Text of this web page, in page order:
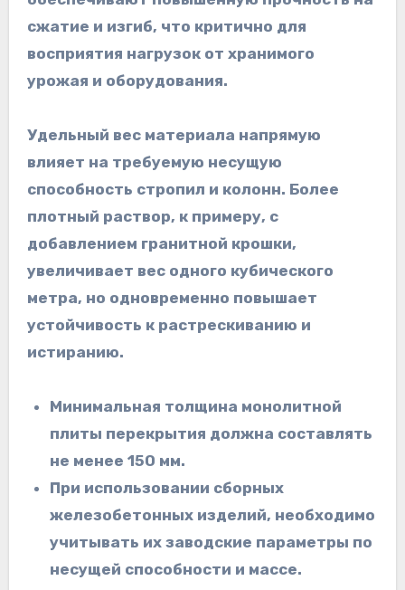
сжатие и изгиб, что критично для
восприятия нагрузок от хранимого
урожая и оборудования.
Удельный вес материала напрямую
влияет на требуемую несущую
способность стропил и колонн. Более
плотный раствор, к примеру, с
добавлением гранитной крошки,
увеличивает вес одного кубического
метра, но одновременно повышает
устойчивость к растрескиванию и
истиранию.
Минимальная толщина монолитной
плиты перекрытия должна составлять
не менее 150 мм.
При использовании сборных
железобетонных изделий, необходимо
учитывать их заводские параметры по
несущей способности и массе.